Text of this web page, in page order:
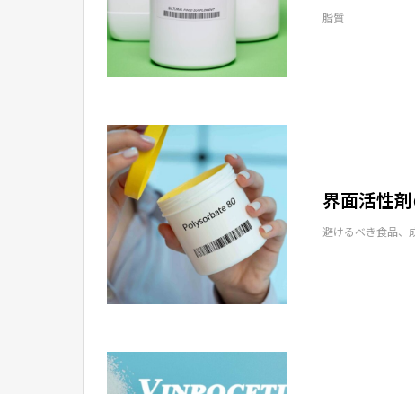
脂質
界面活性
避けるべき食品、